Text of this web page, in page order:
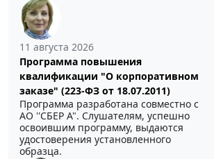
11 августа 2026
Программа повышения
квалификации "О корпоративном
заказе" (223-ФЗ от 18.07.2011)
Программа разработана совместно с
АО ''СБЕР А". Слушателям, успешно
освоившим программу, выдаются
удостоверения установленного
образца.